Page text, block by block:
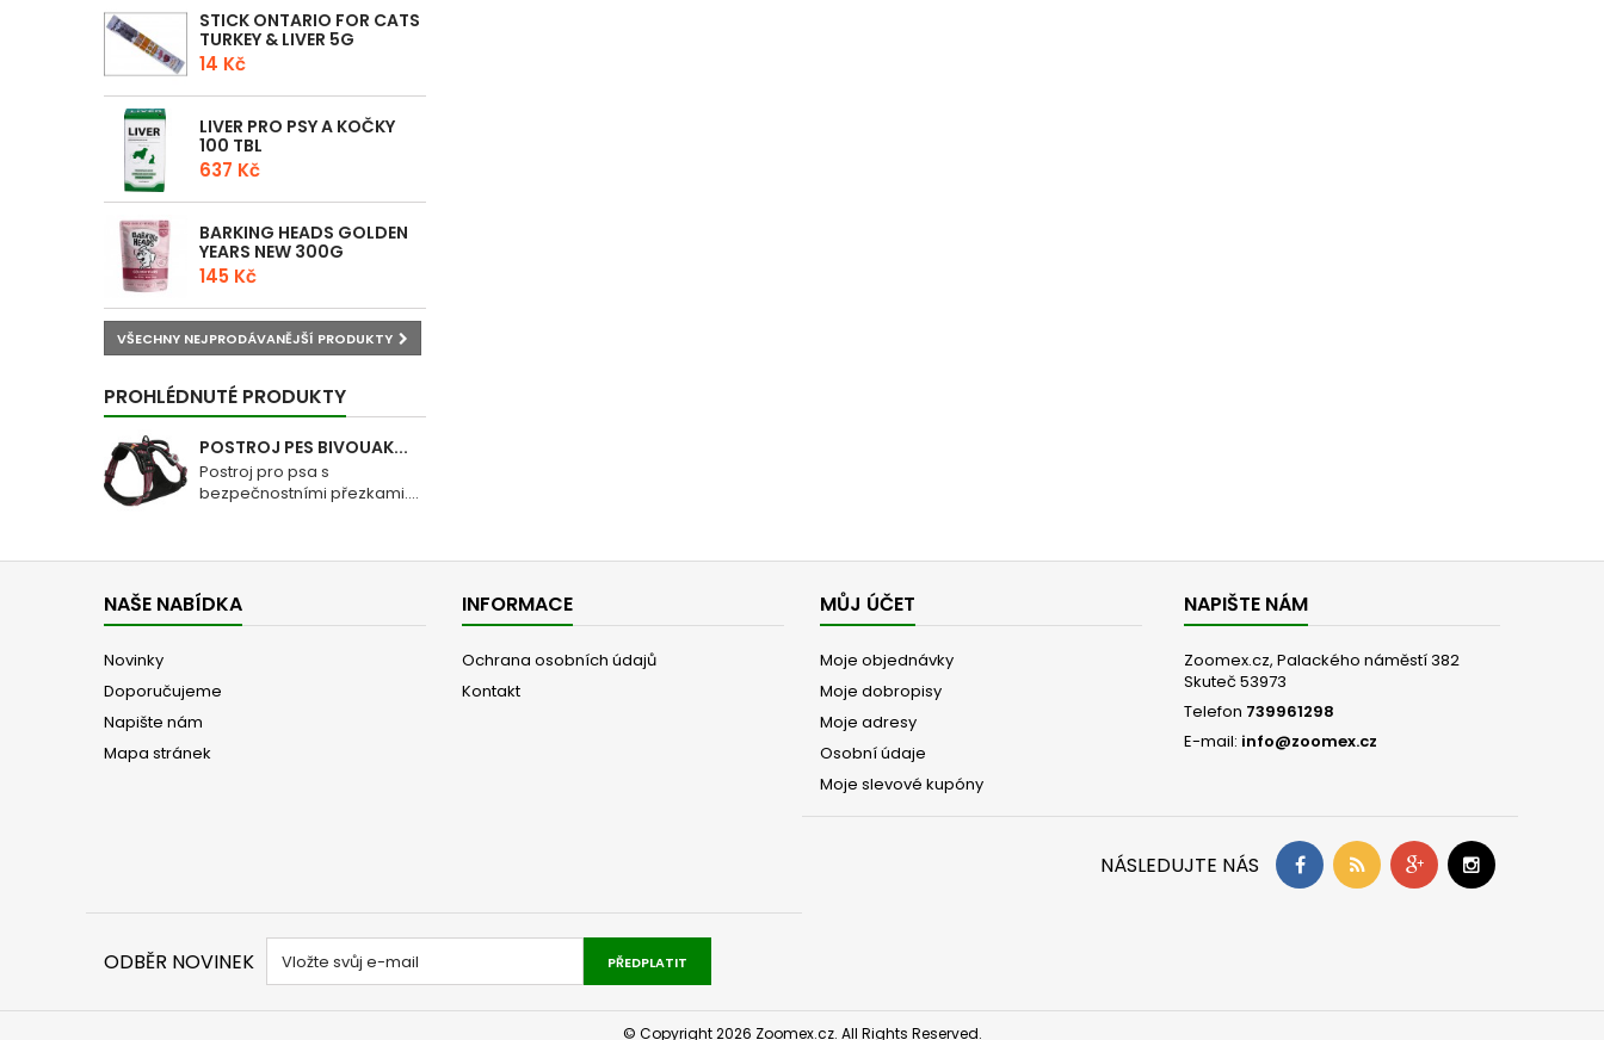
STICK ONTARIO FOR CATS
TURKEY & LIVER 5G
14 Kč
LIVER PRO PSY A KOČKY
100 TBL
637 Kč
BARKING HEADS GOLDEN
YEARS NEW 300G
145 Kč
VŠECHNY NEJPRODÁVANĚJŠÍ PRODUKTY
PROHLÉDNUTÉ PRODUKTY
POSTROJ PES BIVOUAK...
Postroj pro psa s
bezpečnostními přezkami....
NAŠE NABÍDKA
Novinky
Doporučujeme
Napište nám
Mapa stránek
INFORMACE
Ochrana osobních údajů
Kontakt
© Copyright 2026 Zoomex.cz. All Rights Reserved.
MŮJ ÚČET
Moje objednávky
Moje dobropisy
Moje adresy
Osobní údaje
Moje slevové kupóny
NAPIŠTE NÁM
Zoomex.cz, Palackého náměstí 382
Skuteč 53973
Telefon 739961298
E-mail: info@zoomex.cz
NÁSLEDUJTE NÁS
ODBĚR NOVINEK PŘEDPLATIT